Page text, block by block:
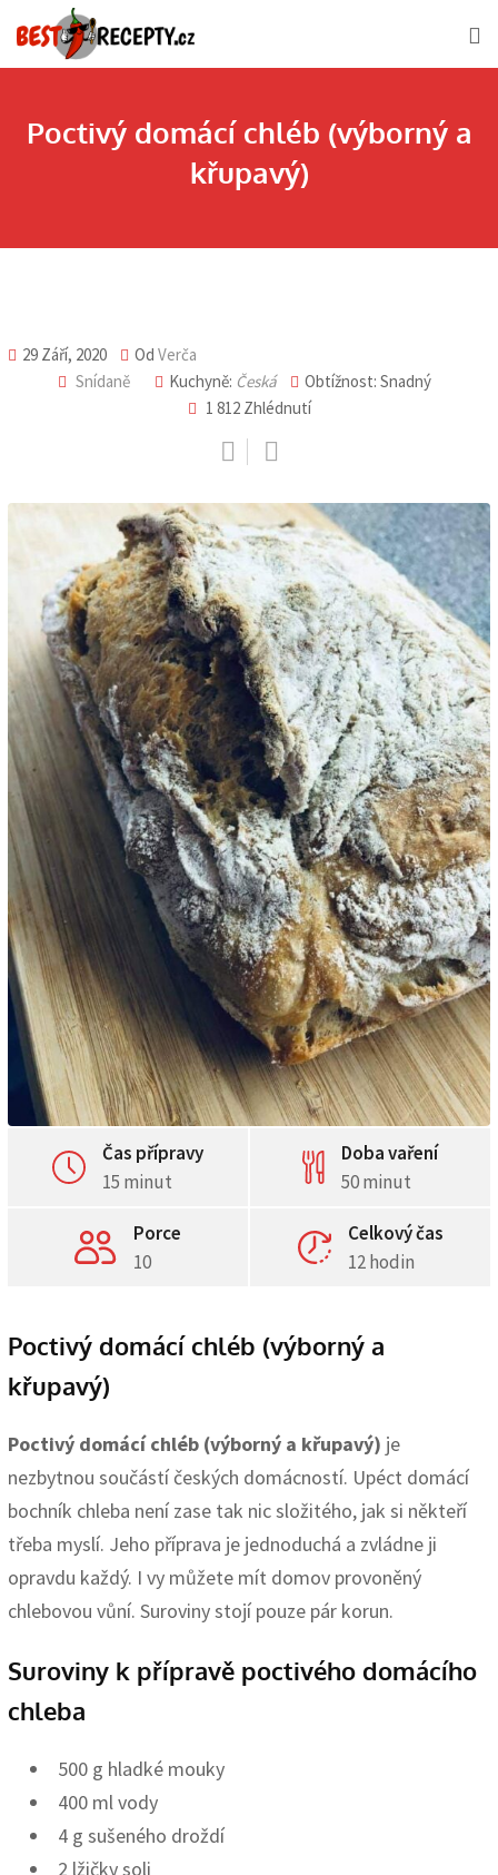
to
Poctivý domácí chléb (výborný a
křupavý)
29 Září, 2020 Od Verča
Snídaně
Kuchyně: Česká
Obtížnost: Snadný
1 812 Zhlédnutí
Čas přípravy
15 minut
Doba vaření
50 minut
Porce
10
Celkový čas
12 hodin
Poctivý domácí chléb (výborný a
křupavý)
Poctivý domácí chléb (výborný a křupavý) je
nezbytnou součástí českých domácností. Upéct domácí
bochník chleba není zase tak nic složitého, jak si někteří
třeba myslí. Jeho příprava je jednoduchá a zvládne ji
opravdu každý. I vy můžete mít domov provoněný
chlebovou vůní. Suroviny stojí pouze pár korun.
Suroviny k přípravě poctivého domácího
chleba
500 g hladké mouky
400 ml vody
4 g sušeného droždí
2 lžičky soli